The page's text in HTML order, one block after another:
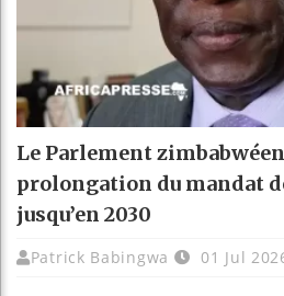
Le Parlement
prolongation du mandat
jusqu’en 2030
Patrick Babingwa 01 Jul